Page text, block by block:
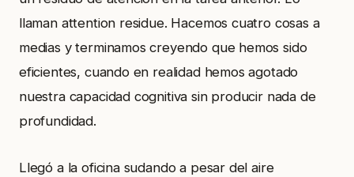
llaman attention residue. Hacemos cuatro cosas a
medias y terminamos creyendo que hemos sido
eficientes, cuando en realidad hemos agotado
nuestra capacidad cognitiva sin producir nada de
profundidad.
Llegó a la oficina sudando a pesar del aire